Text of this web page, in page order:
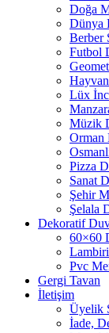
Doğa
Dünya
Berber
Futbol
Hayvan
Lüx
Müzik
Orman
Pizza
Sanat
Şehir
Şelala
Dekoratif
60×60
Pvc
Gergi Tavan
İletişim
Üyelik
İade,